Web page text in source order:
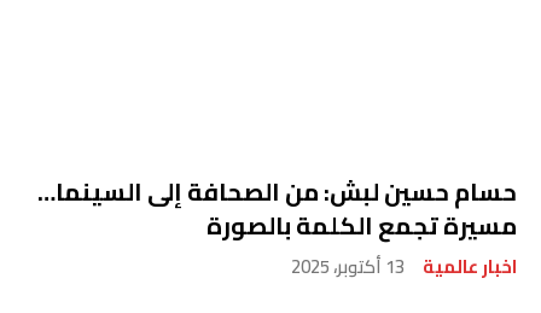
حسام حسين لبش: من الصحافة إلى السينما…
مسيرة تجمع الكلمة بالصورة
اخبار عالمية 13 أكتوبر، 2025